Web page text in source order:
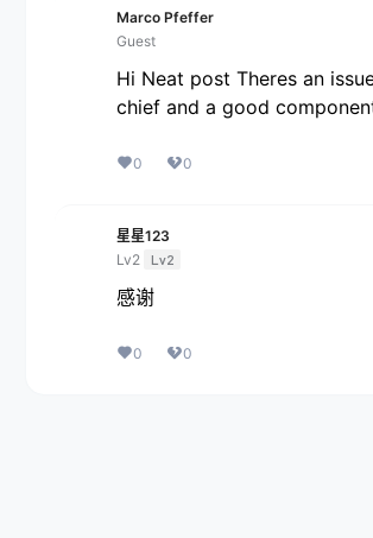
Marco Pfeffer
Guest
Hi Neat post Theres an
chief and a good
0 0
星星123
Lv2 Lv2
感谢
0 0